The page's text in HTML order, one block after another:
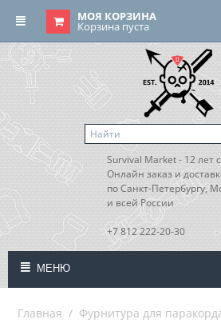
МОЯ КОРЗИНА
Корзина пуста
Survival Market - 12 лет
Онлайн заказ и
по Санкт-Петербургу,
и всей России
+7 812 222-20-30
МЕНЮ
Главная / Фурнитура для